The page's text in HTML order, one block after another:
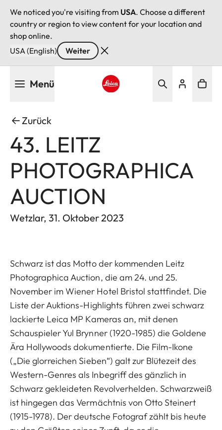
We noticed you're visiting from USA. Choose a different
country or region to view content for your location and
shop online.
USA (English)
Weiter
Menü
Zurück
43. LEITZ
PHOTOGRAPHICA
AUCTION
Wetzlar, 31. Oktober 2023
Schwarz ist das Motto der kommenden Leitz
Photographica Auction, die am 24. und 25.
November im Wiener Hotel Bristol stattfindet. Die
Liste der Auktions-Highlights führen zwei schwarz
lackierte Leica MP Kameras an, mit denen
Schauspieler Yul Brynner (1920-1985) die Goldene
Ära Hollywoods dokumentierte. Die Film-Ikone
(„Die glorreichen Sieben“) galt zur Blütezeit des
Western-Genres als Inbegriff des gänzlich in
Schwarz gekleideten Revolverhelden. Schwarzweiß
ist hingegen das Vermächtnis von Otto Steinert
(1915-1978). Der deutsche Fotograf zählt bis heute